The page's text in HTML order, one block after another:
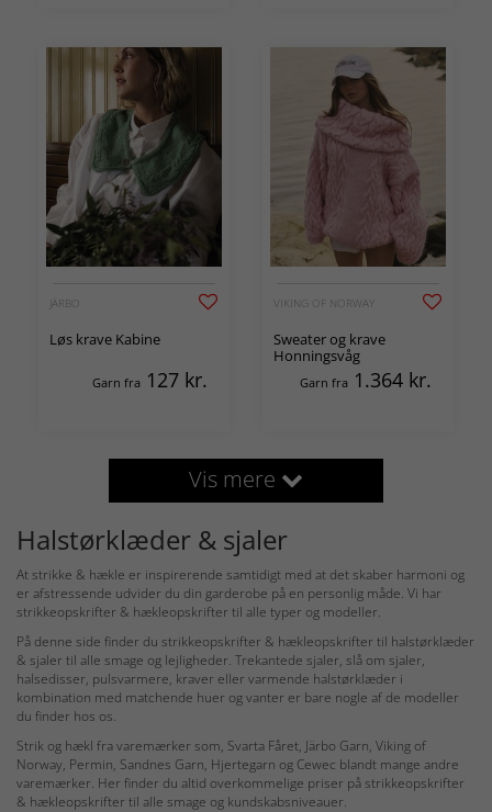
JÄRBO
Løs krave Kabine
Garn fra 127 kr.
VIKING OF NORWAY
Sweater og krave
Honningsvåg
Garn fra 1.364 kr.
Vis mere
Halstørklæder & sjaler
At strikke & hækle er inspirerende samtidigt med at det skaber harmoni og
er afstressende udvider du din garderobe på en personlig måde. Vi har
strikkeopskrifter & hækleopskrifter til alle typer og modeller.
På denne side finder du strikkeopskrifter & hækleopskrifter til halstørklæder
& sjaler til alle smage og lejligheder. Trekantede sjaler, slå om sjaler,
halsedisser, pulsvarmere, kraver eller varmende halstørklæder i
kombination med matchende huer og vanter er bare nogle af de modeller
du finder hos os.
Strik og hækl fra varemærker som, Svarta Fåret, Järbo Garn, Viking of
Norway, Permin, Sandnes Garn, Hjertegarn og Cewec blandt mange andre
varemærker. Her finder du altid overkommelige priser på strikkeopskrifter
& hækleopskrifter til alle smage og kundskabsniveauer.